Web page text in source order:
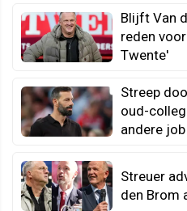
Blijft Van
reden
Twente'
Streep
oud-
andere job
Streuer
den Brom